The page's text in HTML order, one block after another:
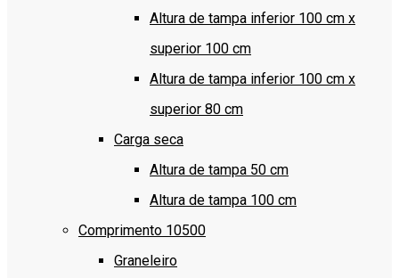
Altura de tampa inferior 100 cm x
superior 100 cm
Altura de tampa inferior 100 cm x
superior 80 cm
Carga seca
Altura de tampa 50 cm
Altura de tampa 100 cm
Comprimento 10500
Graneleiro